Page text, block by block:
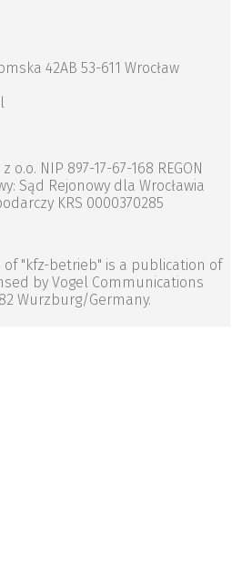
42AB 53-611 Wrocław
NIP 897-17-67-168 REGON
Sąd Rejonowy dla Wrocławia
KRS 0000370285
of "kfz-betrieb" is a publication of
by Vogel Communications
Wurzburg/Germany.